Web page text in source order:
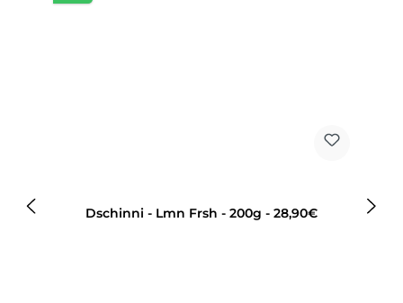
Dschinni - Lmn Frsh - 200g - 28,90€